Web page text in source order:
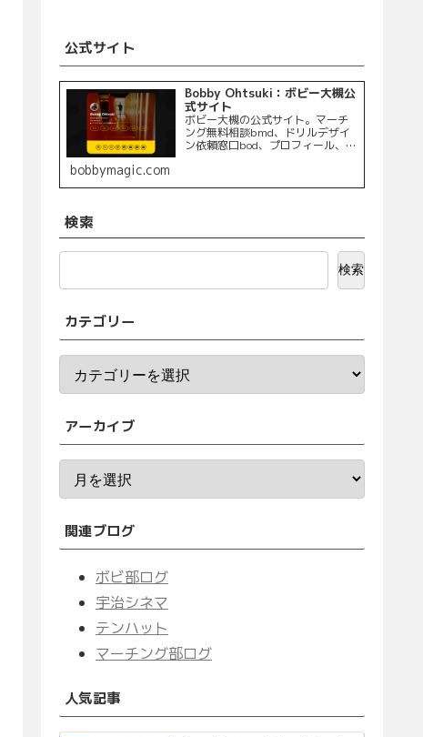
公式サイト
Bobby Ohtsuki：ボビー大槻公
式サイト
ボビー大槻の公式サイト。マーチ
ング無料相談bmd、ドリルデザイ
ン依頼窓口bod、プロフィール、制
bobbymagic.com
検索
検索
カテゴリー
アーカイブ
関連ブログ
ボビ部ログ
宇治シネマ
テンハット
マーチング部ログ
人気記事